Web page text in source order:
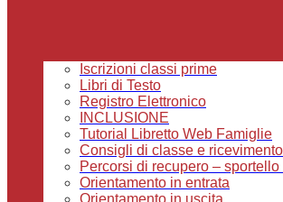
Iscrizioni classi prime
Libri di Testo
Registro Elettronico
INCLUSIONE
Tutorial Libretto Web Famiglie
Consigli di classe e
Percorsi di recupero –
Orientamento in entrata